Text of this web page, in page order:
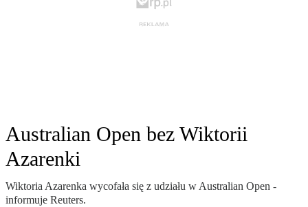
Australian Open bez Wiktorii
Azarenki
Wiktoria Azarenka wycofała się z udziału w Australian Open -
informuje Reuters.